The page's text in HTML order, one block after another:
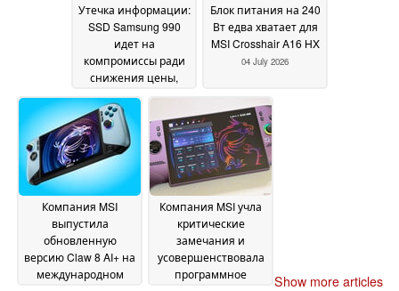
Утечка информации:
SSD Samsung 990
идет на
компромиссы ради
снижения цены,
на рынке DRAM
2026
Блок питания на 240
Вт едва хватает для
MSI Crosshair A16 HX
04 July 2026
Компания MSI
выпустила
обновленную
версию Claw 8 AI+ на
международном
Компания MSI учла
критические
замечания и
усовершенствовала
программное
Show more articles